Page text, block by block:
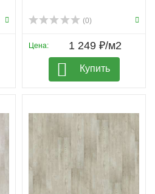
(0)
Цена: 1 249 ₽/м2
Купить